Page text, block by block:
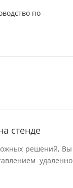
по
стенде
решений,